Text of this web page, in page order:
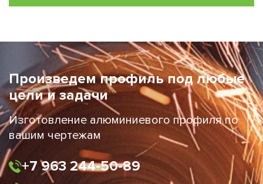
Произведем профиль под любые
цели и задачи
Изготовление алюминиевого профиля по
вашим чертежам
+7 963 244-50-89